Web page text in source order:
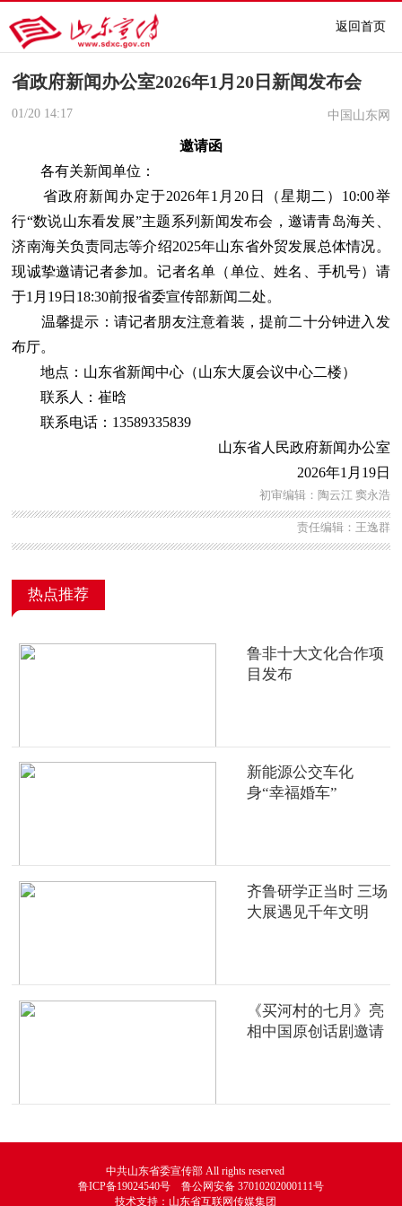
返回首页
省政府新闻办公室2026年1月20日新闻发布会
01/20 14:17 中国山东网
邀请函
各有关新闻单位：
省政府新闻办定于2026年1月20日（星期二）10:00举
行“数说山东看发展”主题系列新闻发布会，邀请青岛海关、
济南海关负责同志等介绍2025年山东省外贸发展总体情况。
现诚挚邀请记者参加。记者名单（单位、姓名、手机号）请
于1月19日18:30前报省委宣传部新闻二处。
温馨提示：请记者朋友注意着装，提前二十分钟进入发
布厅。
地点：山东省新闻中心（山东大厦会议中心二楼）
联系人：崔晗
联系电话：13589335839
山东省人民政府新闻办公室
2026年1月19日
初审编辑：陶云江 窦永浩
责任编辑：王逸群
热点推荐
鲁非十大文化合作项
目发布
新能源公交车化
身“幸福婚车”
齐鲁研学正当时 三场
大展遇见千年文明
《买河村的七月》亮
相中国原创话剧邀请
中共山东省委宣传部 All rights reserved
鲁ICP备19024540号 鲁公网安备 37010202000111号
技术支持：山东省互联网传媒集团